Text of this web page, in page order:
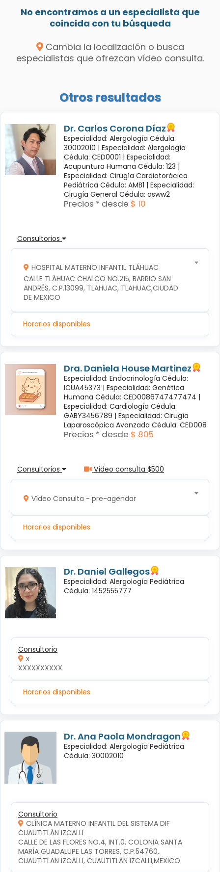
No encontramos a un especialista que
coincida con tu búsqueda
Cambia la localización o busca
especialistas que ofrezcan vídeo consulta.
Otros resultados
Dr. Carlos Corona Díaz
Especialidad: Alergología Cédula:
30002010 | Especialidad: Alergología
Cédula: CED0001 | Especialidad:
Acupuntura Humana Cédula: 123 |
Especialidad: Cirugía Cardiotorácica
Pediátrica Cédula: AMB1 | Especialidad:
Cirugía General Cédula: asww2
Precios * desde $ 10
Consultorios
HOSPITAL MATERNO INFANTIL TLÁHUAC
CALLE TLÁHUAC CHALCO NO.215, BARRIO SAN
ANDRÉS, C.P.13099, TLAHUAC, TLAHUAC,CIUDAD
DE MEXICO
Horarios disponibles
Dra. Daniela House Martinez
Especialidad: Endocrinología Cédula:
ICUA45373 | Especialidad: Genética
Humana Cédula: CED0086747477474 |
Especialidad: Cardiología Cédula:
GABY3456789 | Especialidad: Cirugía
Laparoscópica Avanzada Cédula: CED008
Precios * desde $ 805
Consultorios Vídeo consulta $500
Vídeo Consulta - pre-agendar
Horarios disponibles
Dr. Daniel Gallegos
Especialidad: Alergología Pediátrica
Cédula: 1452555777
Consultorio
x
XXXXXXXXXX
Horarios disponibles
Dr. Ana Paola Mondragon
Especialidad: Alergología Pediátrica
Cédula: 30002010
Consultorio
CLÍNICA MATERNO INFANTIL DEL SISTEMA DIF
CUAUTITLÁN IZCALLI
CALLE DE LAS FLORES NO.4, INT.0, COLONIA SANTA
MARÍA GUADALUPE LAS TORRES, C.P.54760,
CUAUTITLAN IZCALLI, CUAUTITLAN IZCALLI,MEXICO